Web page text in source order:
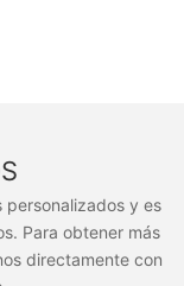
personalizados y es
Para obtener más
directamente con